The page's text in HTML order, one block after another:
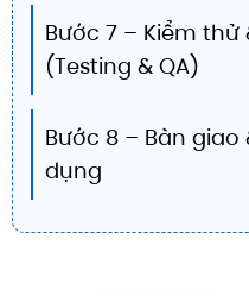
Bước 7 – Kiểm thử
(Testing & QA)
Bước 8 – Bàn
dụng